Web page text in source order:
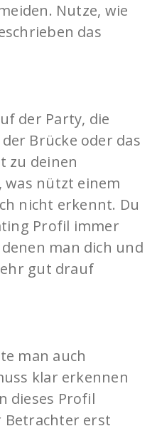
Nutze, wie
das
der Party, die
Brücke oder das
zu deinen
nützt einem
nicht erkennt. Du
Profil immer
man dich und
gut drauf
man auch
klar erkennen
dieses Profil
Betrachter erst